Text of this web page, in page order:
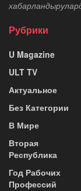
Рубрики
U Magazine
ULT TV
Актуальное
Без Категории
В Мире
Вторая
Республика
Год Рабочих
Профессий